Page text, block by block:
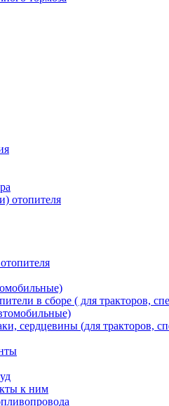
отопителя
в сборе ( для тракторов,
сердцевины (для тракторов,
к ним